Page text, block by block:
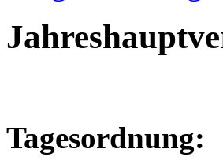
Tagesordnung: